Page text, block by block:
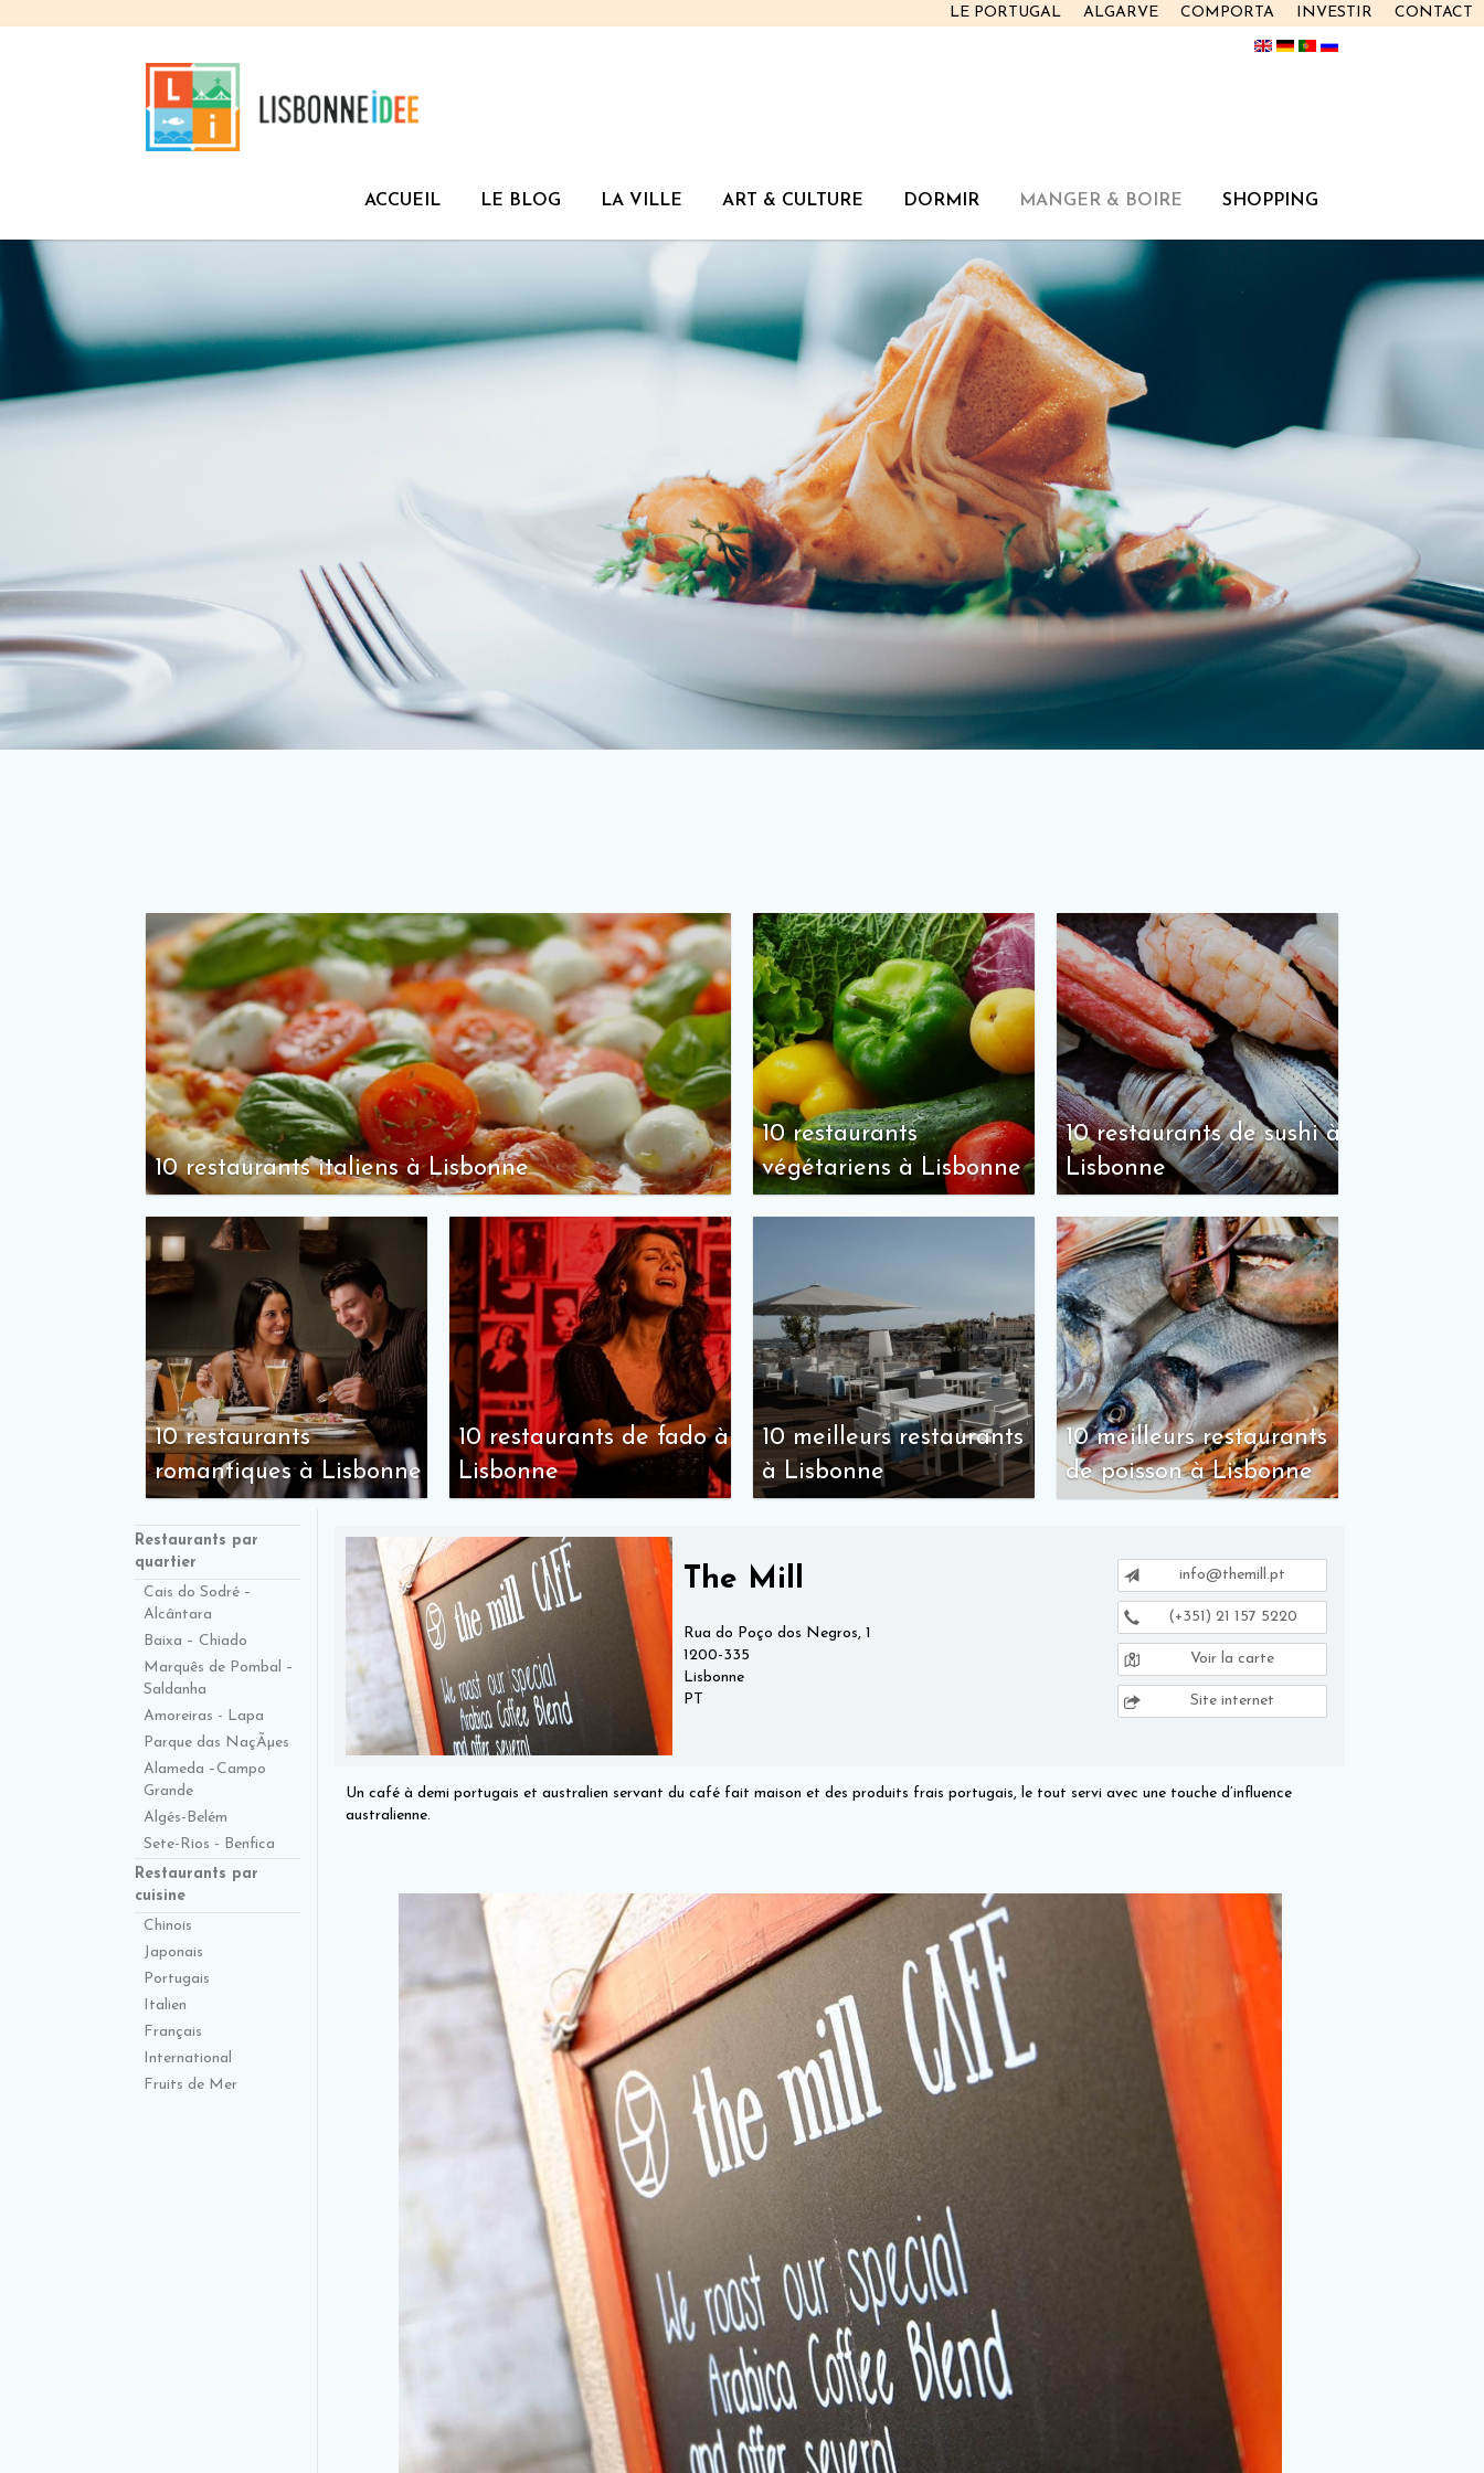
CONTACT
INVESTIR
COMPORTA
ALGARVE
LE PORTUGAL
ACCUEIL LE BLOG LA VILLE ART & CULTURE DORMIR MANGER & BOIRE SHOPPING
10 restaurants italiens à Lisbonne
10 restaurants
végétariens à Lisbonne
10 restaurants de sushi à
Lisbonne
10 restaurants
romantiques à Lisbonne
10 restaurants de fado à
Lisbonne
10 meilleurs restaurants
à Lisbonne
10 meilleurs restaurants
de poisson à Lisbonne
Restaurants par
quartier
Cais do Sodré –
Alcântara
Baixa – Chiado
Marquês de Pombal –
Saldanha
Amoreiras - Lapa
Parque das NaçÃµes
Alameda –Campo
Grande
Algés-Belém
Sete-Rios - Benfica
Restaurants par
cuisine
Chinois
Japonais
Portugais
Italien
Français
International
Fruits de Mer
The Mill
Rua do Poço dos Negros, 1
1200-335
Lisbonne
PT
info@themill.pt
(+351) 21 157 5220
Voir la carte
Site internet
Un café à demi portugais et australien servant du café fait maison et des produits frais portugais, le tout servi avec une touche d’influence
australienne.